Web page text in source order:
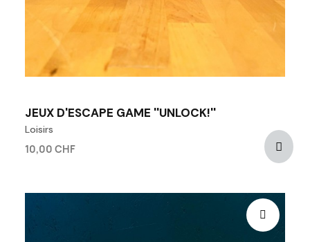
JEUX D'ESCAPE GAME ''UNLOCK!''
Loisirs
10,00 CHF